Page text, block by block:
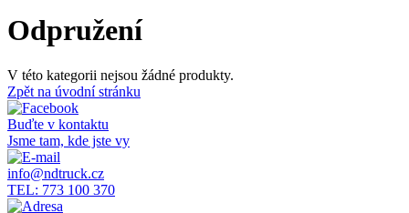
Odpružení
V této kategorii nejsou žádné produkty.
Zpět na úvodní stránku
Buďte v kontaktu
Jsme tam, kde jste vy
info@ndtruck.cz
TEL: 773 100 370